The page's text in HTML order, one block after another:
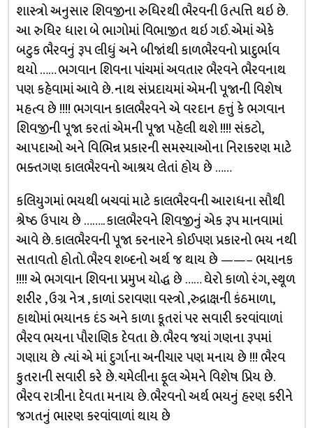
શાસ્ત્રો અનુસાર શિવજીના રુધિરથી ભૈરવની ઉત્પત્તિ થઇ છે.
આ રુધિર ધારા બે ભાગોમાં વિભાજીત થઇ ગઈ. એમાં એકે
બટુક ભૈરવનું રૂપ લીધું અને બીજાંથી કાળભૈરવનો પ્રાદુર્ભાવ
થયો …… ભગવાન શિવના પાંચમાં અવતાર ભૈરવને ભૈરવનાથ
પણ કહેવામાં આવે છે. નાથ સંપ્રદાયમાં એમની પૂજાની વિશેષ
મહત્વ છે !!!! ભગવાન કાલભૈરવને એ વરદાન હત્તું કે ભગવાન
શિવજીની પૂજા કરતાં એમની પૂજા પહેલી થશે !!!! સંકટો,
આપદાઓ અને વિભિન્ન પ્રકારની સમસ્યાઓના નિરાકરણ માટે
ભક્તગણ કાલભૈરવનો આશ્રય લેતાં હોય છે ……
કલિયુગમાં ભયથી બચવાં માટે કાલભૈરવની આરાધના સૌથી
શ્રેષ્ઠ ઉપાય છે …….. કાલભૈરવને શિવજીનું એક રૂપ માનવામાં
આવે છે. કાલભૈરવની પૂજા કરનારને કોઈપણ પ્રકારનો ભય નથી
સતાવતો હોતો. ભૈરવ શબ્દનો અર્થ જ થાય છે ——– ભયાનક
!!!! એ ભગવાન શિવના પ્રમુખ યોદ્ધ છે …… ઘેરો કાળો રંગ, સ્થૂળ
શરીર , ઉગ્ર નેત્ર , કાળાં ડરાવણા વસ્ત્રો ,રુદ્રાક્ષની કંઠમાળા,
હાથોમાં ભયાનક દંડ અને કાળા કૂતરાં પર સવારી કરવાંવાળાં
ભૈરવ ભયના પૌરાણિક દેવતા છે. ભૈરવ જયાં ગણના રૂપમાં
ગણાય છે ત્યાં એ માં દુર્ગાના અનીચાર પણ મનાય છે !!! ભૈરવ
કુતરાની સવારી કરે છે. ચમેલીના ફૂલ એમને વિશેષ પ્રિય છે.
ભૈરવ રાત્રીના દેવતા મનાય છે. ભૈરવનો અર્થ ભયનું હરણ કરીને
જગતનું ભારણ કરવાંવાળાં થાય છે